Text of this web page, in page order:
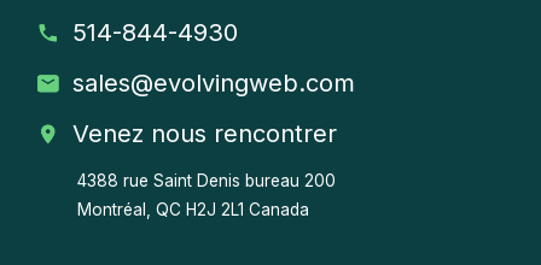
514-844-4930
sales@evolvingweb.com
Venez nous rencontrer
4388 rue Saint Denis bureau 200
Montréal, QC H2J 2L1 Canada